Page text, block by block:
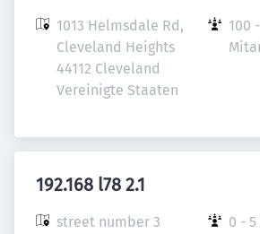
1013 Helmsdale Rd,
Cleveland Heights
44112 Cleveland
Vereinigte Staaten
100
192.168 l78 2.1
street number 3
0 -